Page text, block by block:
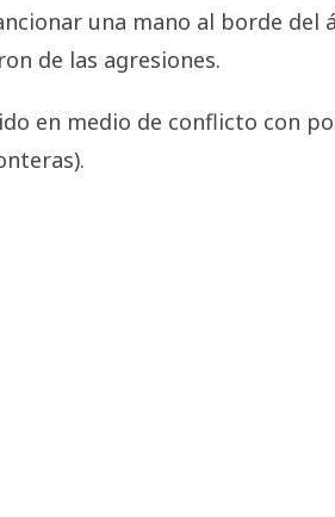
una mano al borde del
de las agresiones.
en medio de conflicto con